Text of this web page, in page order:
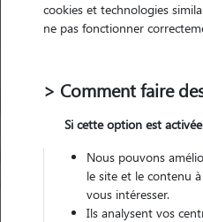
Garde
chez le Pet Sitter
Garde
chez le Pet Sitter
Pour
cookies et technologies
ne pas fonctionner
> Comment faire
Si cette option est
Nous pouvons
le site et le contenu
vous intéresser.
Ils analysent vos